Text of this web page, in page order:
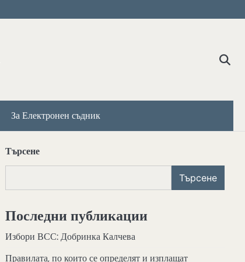
За Електронен съдник
Търсене
Търсене
Последни публикации
Избори ВСС: Добринка Калчева
Правилата, по които се определят и изплащат